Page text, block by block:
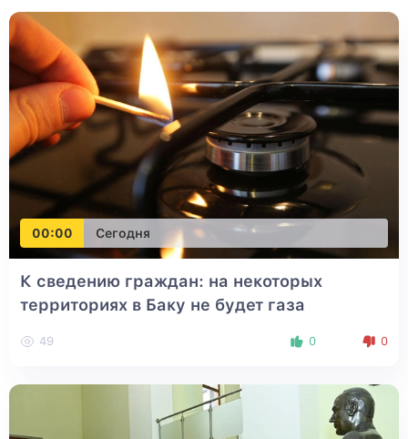
00:00 Сегодня
К сведению граждан: на некоторых
территориях в Баку не будет газа
49 0 0